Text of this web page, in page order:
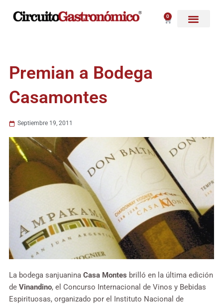
0
Carrito
Premian a Bodega
Casamontes
Septiembre 19, 2011
La bodega sanjuanina Casa Montes brilló en la última edición
de Vinandino, el Concurso Internacional de Vinos y Bebidas
Espirituosas, organizado por el Instituto Nacional de